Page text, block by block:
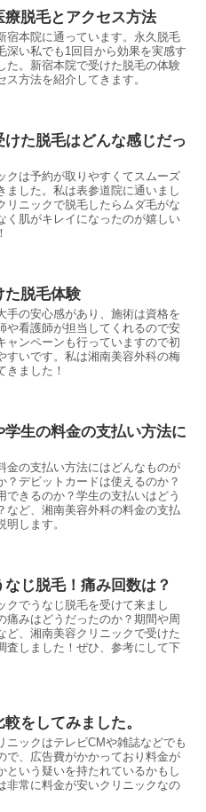
療脱毛とアクセス方法
宿本院に通っています。永久脱毛
深い私でも1回目から効果を実感す
た。新宿本院で受けた脱毛の体験
ス方法を紹介してきます。
た脱毛はどんな感じだっ
クは予約が取りやすくてスムーズ
ました。私は表参道院に通いまし
リニックで脱毛したらムダ毛がな
く肌がキレイになったのが嬉しい
た脱毛体験
手の安心感があり、施術は資格を
や看護師が担当してくれるので安
ャンペーンも行っていますので初
すいです。私は湘南美容外科の梅
きました！
学生の料金の支払い方法に
金の支払い方法にはどんなものが
？デビットカードは使えるのか？
できるのか？学生の支払いはどう
など、湘南美容外科の料金の支払
明します。
じ脱毛！痛み回数は？
クでうなじ脱毛を受けて来まし
痛みはどうだったのか？期間や周
ど、湘南美容クリニックで受けた
査しました！ぜひ、参考にして下
をしてみました。
ニックはテレビCMや雑誌などでも
で、広告費がかかっており料金が
という疑いを持たれているかもし
非常に料金が安いクリニックなの